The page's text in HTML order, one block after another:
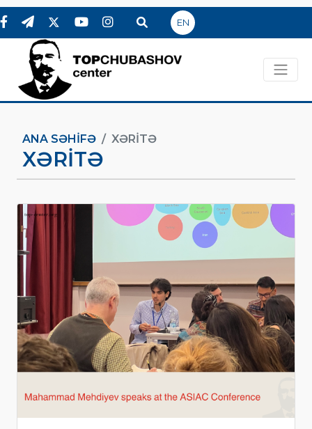
EN
ANA SƏHIFƏ XƏRITƏ
XƏRITƏ